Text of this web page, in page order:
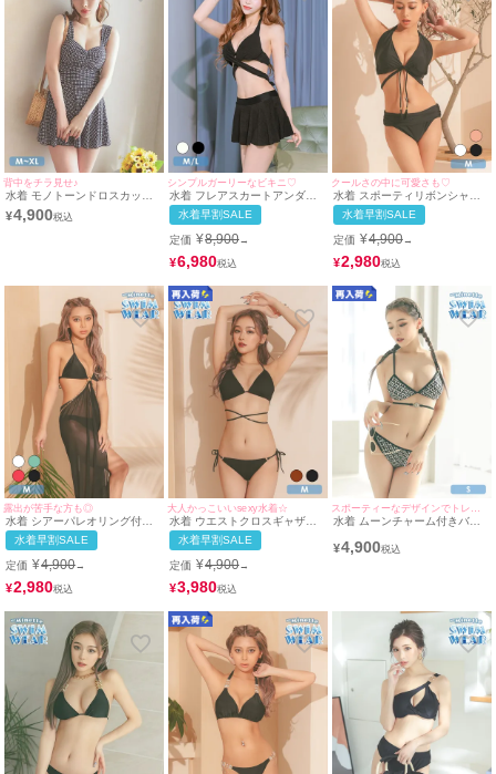
背中をチラ見せ♪
水着 モノトーンドロスカット
ガーリートライアングル模様体
型カバーワンピースビキニ
¥4,900
シンプルガーリーなビキニ♡
水着 フレアスカートアンダー
クロスデザインガーリーホルタ
ーネックビキニ
水着早割SALE
定価 ¥8,900→
¥6,980
クールさの中に可愛さも♡
水着 スポーティリボンシャギ
ーボトムホルターネックビキニ
水着早割SALE
定価 ¥4,900→
¥2,980
露出が苦手な方も◎
水着 シアーパレオリング付き
ホルターネックビキニ
水着早割SALE
定価 ¥4,900→
¥2,980
大人かっこいいsexy水着☆
水着 ウエストクロスギャザー
ワンカラー三角ホルターネック
ビキニ
水着早割SALE
定価 ¥4,900→
¥3,980
水着 ムーンチャーム付きバッ
三角ビキニ
¥4,900